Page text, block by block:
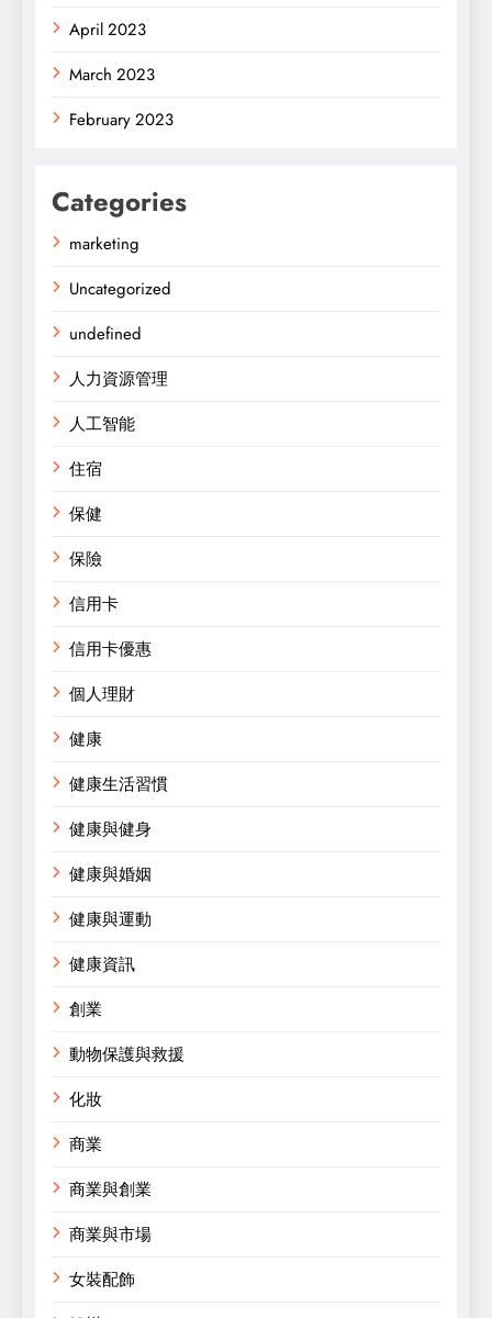
April 2023
March 2023
February 2023
Categories
marketing
Uncategorized
undefined
人力資源管理
人工智能
住宿
保健
保險
信用卡
信用卡優惠
個人理財
健康
健康生活習慣
健康與健身
健康與婚姻
健康與運動
健康資訊
創業
動物保護與救援
化妝
商業
商業與創業
商業與市場
女裝配飾